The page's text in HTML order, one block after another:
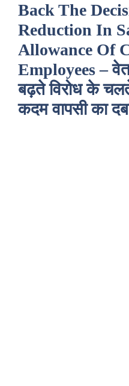
Back The
Reduction In
Allowance Of
Employees –
बढ़ते विरोध के
कदम वापसी का